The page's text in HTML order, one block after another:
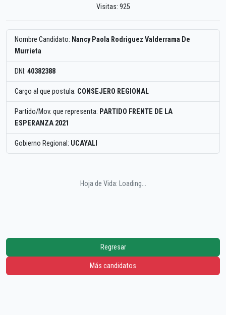
Visitas: 925
Nombre Candidato: Nancy Paola Rodriguez Valderrama De
Murrieta
DNI: 40382388
Cargo al que postula: CONSEJERO REGIONAL
Partido/Mov. que representa: PARTIDO FRENTE DE LA
ESPERANZA 2021
Gobierno Regional: UCAYALI
Hoja de Vida: Loading...
Regresar
Más candidatos